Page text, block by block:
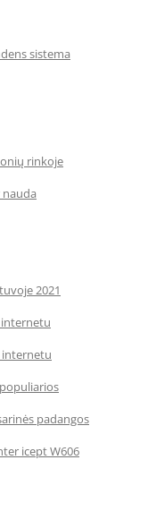
sistema
rinkoje
2021
internetu
padangos
icept W606